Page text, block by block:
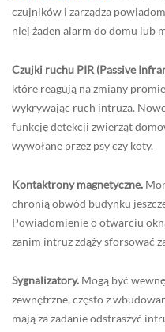
czujników i zarządza
niej żaden alarm do domu lub
Czujki ruchu PIR (Passive
które reagują na zmiany
wykrywając ruch intruza.
funkcję detekcji zwierząt
wywołane przez psy czy koty.
Kontaktrony magnetyczne.
chronią obwód budynku
Powiadomienie o otwarciu
zanim intruz zdąży sforsować
Sygnalizatory. Mogą być
zewnętrzne, często z
mają za zadanie odstraszyć